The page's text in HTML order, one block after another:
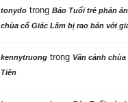
tonydotrong Báo Tuổi trẻ phản
chùa cổ Giác Lâm bị rao bán với
kennytruongtrong Vãn cảnh
Tiên